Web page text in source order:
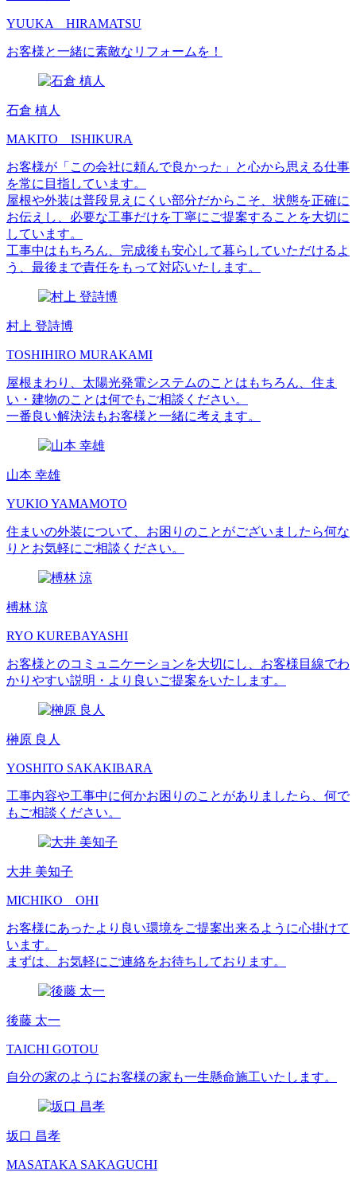
YUUKA HIRAMATSU
お客様と一緒に素敵なリフォームを！
石倉 槙人
MAKITO ISHIKURA
お客様が「この会社に頼んで良かった」と心から思える仕事
を常に目指しています。
屋根や外装は普段見えにくい部分だからこそ、状態を正確に
お伝えし、必要な工事だけを丁寧にご提案することを大切に
しています。
工事中はもちろん、完成後も安心して暮らしていただけるよ
う、最後まで責任をもって対応いたします。
村上 登詩博
TOSHIHIRO MURAKAMI
屋根まわり、太陽光発電システムのことはもちろん、住ま
い・建物のことは何でもご相談ください。
一番良い解決法もお客様と一緒に考えます。
山本 幸雄
YUKIO YAMAMOTO
住まいの外装について、お困りのことがございましたら何な
りとお気軽にご相談ください。
榑林 涼
RYO KUREBAYASHI
お客様とのコミュニケーションを大切にし、お客様目線でわ
かりやすい説明・より良いご提案をいたします。
榊原 良人
YOSHITO SAKAKIBARA
工事内容や工事中に何かお困りのことがありましたら、何で
もご相談ください。
大井 美知子
MICHIKO OHI
お客様にあったより良い環境をご提案出来るように心掛けて
います。
まずは、お気軽にご連絡をお待ちしております。
後藤 太一
TAICHI GOTOU
自分の家のようにお客様の家も一生懸命施工いたします。
坂口 昌孝
MASATAKA SAKAGUCHI